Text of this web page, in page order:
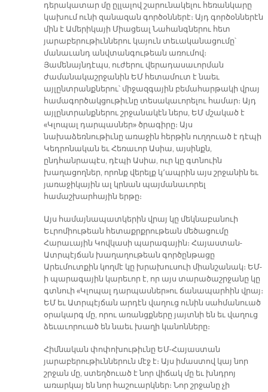
դերակատար մը ըլլալով շարունակելու հեռանկարը
կախում ունի զանազան գործօններէ։ Այդ գործօններէն
մին է Ամերիկայի Միացեալ Նահանգներու հետ
յարաբերութիւններու կայուն տեւականացումը՝
մանաւանդ անվտանգութեան առումով։
Յամենայնդէպս, ուժերու վերադասաւորման
ժամանակաշրջանին ԵՄ հետամուտ է նաեւ
այլընտրանքներու՝ միջազգային բեմահարթակի վրայ
համագործակցութիւնը տեսակաւորելու համար։ Այդ
այլընտրանքներու շրջանակէն ներս, ԵՄ մշակած է
«Կլոպալ դարպասներ» ծրագիրը։ Այս
նախաձեռնութիւնը առաջին հերթին ուղղուած է դէպի
Կեդրոնական եւ Հեռաւոր Ասիա, այսինքն,
ընդհանրապէս, դէպի Ասիա, ուր կը գտնուին
խաղացողներ, որոնք վերելք կ՚ապրին այս շրջանին եւ
յառաջիկային ալ կրնան պայմանաւորել
համաշխարհային երթը։
Այս համայնապատկերին վրայ կը մեկնաբանուի
Եւրոմիութեան հետաքրքրութեան մեծացումը
Հարաւային Կովկասի պարագային։ Հայաստան-
Ատրպէյճան խաղաղութեան գործընթացը
Արեւմուտքին կողմէ կը խրախուսուի միանշանակ։ ԵՄ-
ի պարագային կարեւոր է, որ այս տարածաշրջանը կը
գտնուի «Կլոպալ դարպասներ»ու ճանապարհին վրայ։
ԵՄ եւ Ատրպէյճան արդէն վաղուց ունին սահմանուած
օրակարգ մը, որու առանցքները յայտնի են եւ վաղուց
ձեւաւորուած են նաեւ խաղի կանոնները։
Հիմնական փոփոխութիւնը ԵՄ-Հայաստան
յարաբերութիւններուն մէջ է։ Այս իմաստով կայ նոր
շրջան մը, ստեղծուած է նոր վիճակ մը եւ խնդրոյ
առարկայ են նոր հաշուարկներ։ Նոր շրջանը չի